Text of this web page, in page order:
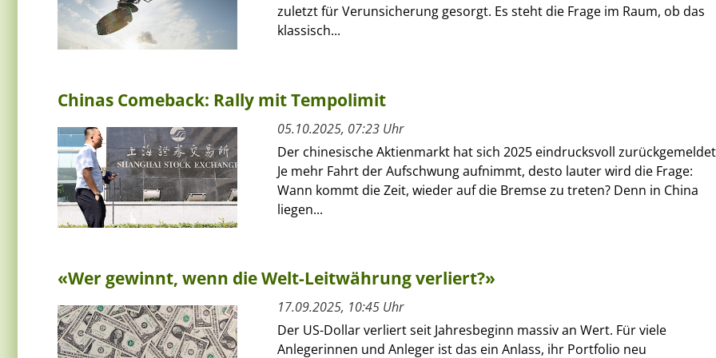
zuletzt für Verunsicherung gesorgt. Es steht die Frage im Raum, ob das
klassisch...
Chinas Comeback: Rally mit Tempolimit
05.10.2025, 07:23 Uhr
Der chinesische Aktienmarkt hat sich 2025 eindrucksvoll
Je mehr Fahrt der Aufschwung aufnimmt, desto lauter wird die Frage:
Wann kommt die Zeit, wieder auf die Bremse zu treten? Denn in China
liegen...
«Wer gewinnt, wenn die Welt-Leitwährung verliert?»
17.09.2025, 10:45 Uhr
Der US-Dollar verliert seit Jahresbeginn massiv an Wert. Für viele
Anlegerinnen und Anleger ist das ein Anlass, ihr Portfolio neu